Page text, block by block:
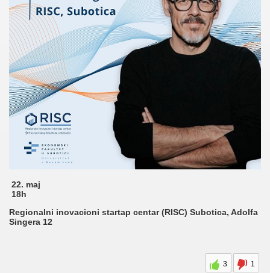
22. maj
18h
Regionalni inovacioni startap centar (RISC) Subotica, Adolfa
Singera 12
3 1